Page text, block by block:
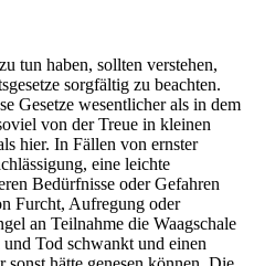
tun haben, sollten verstehen,
sorgfältig zu beachten.
Gesetze wesentlicher als in dem
von der Treue in kleinen
hier. In Fällen von ernster
eine leichte
Bedürfnisse oder Gefahren
Furcht, Aufregung oder
an Teilnahme die Waagschale
Tod schwankt und einen